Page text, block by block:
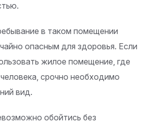
в таком помещении
опасным для здоровья. Если
жилое помещение, где
срочно необходимо
вид.
обойтись без